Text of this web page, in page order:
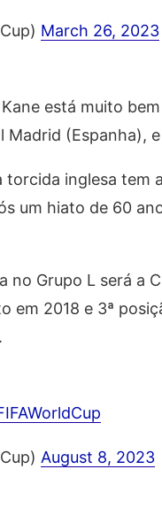
March 26, 2023
está muito
Madrid (Espanha),
inglesa tem
um hiato de 60
no Grupo L será a
em 2018 e 3ª
August 8, 2023